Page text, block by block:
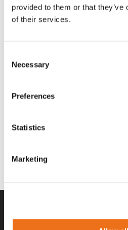
provided to them or that
of their services.
Selection
Necessary
Preferences
Statistics
Marketing
Rotor teeth 8t/6k 7.5Gr/8 R6/14